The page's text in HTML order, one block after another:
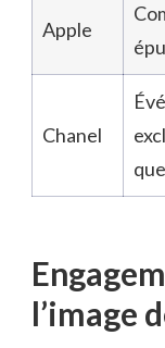
Apple
Chanel
l’image